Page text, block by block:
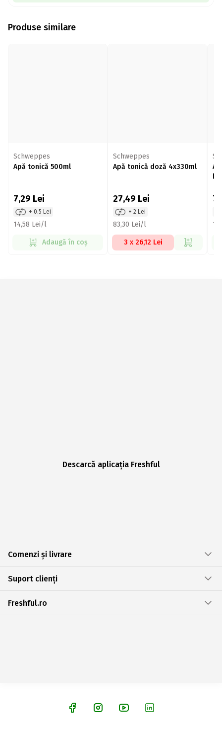
Produse similare
Schweppes
Apă tonică 500ml
7,29 Lei
+ 0.5 Lei
14,58 Lei/l
Adaugă în coș
Schweppes
Apă tonică doză 4x330ml
27,49 Lei
+ 2 Lei
83,30 Lei/l
3 x 26,12 Lei
Descarcă aplicația Freshful
Comenzi și livrare
Suport clienți
Freshful.ro